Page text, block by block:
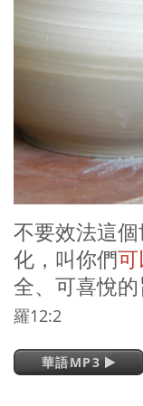
不要效法這
化，叫你們
全、可喜悅的
羅12:2
華語MP3